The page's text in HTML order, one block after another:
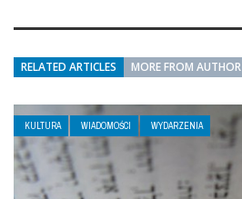
RELATED ARTICLES MORE FROM AUTHOR
KULTURA WIADOMOŚCI WYDARZENIA